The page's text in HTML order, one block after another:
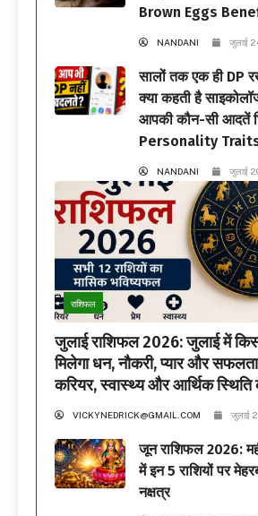
Brown Eggs
NANDANI जुलाई
सालों तक एक ही DP
क्या कहती है
आपकी कौन-सी आदतें
Personality
NANDANI जुलाई
राशिफल
जुलाई राशिफल 2026: जुलाई में किस
मिलेगा धन, नौकरी, प्यार और
करियर, स्वास्थ्य और आर्थिक स्थिति
VICKYNEDRICK@GMAIL.COM जुलाई
जून राशिफल 2026:
में इन 5 राशियों पर
नक्षत्र